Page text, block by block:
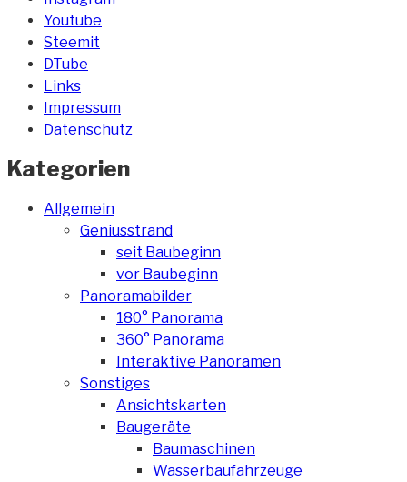
Youtube
Steemit
DTube
Links
Impressum
Datenschutz
Kategorien
Allgemein
Geniusstrand
seit Baubeginn
vor Baubeginn
Panoramabilder
180° Panorama
360° Panorama
Interaktive Panoramen
Sonstiges
Ansichtskarten
Baugeräte
Baumaschinen
Wasserbaufahrzeuge